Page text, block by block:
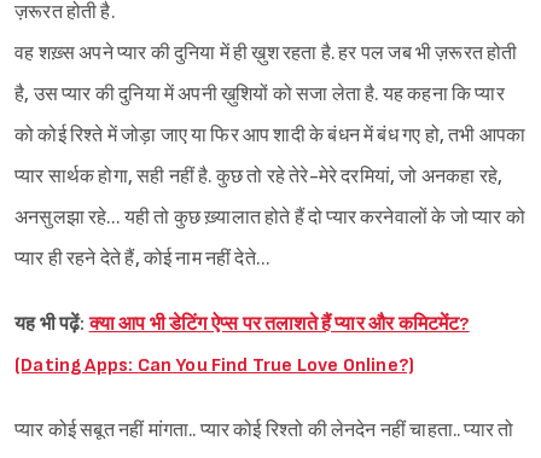
ज़रूरत होती है.
वह शख़्स अपने प्यार की दुनिया में ही ख़ुश रहता है. हर पल जब भी ज़रूरत होती
है, उस प्यार की दुनिया में अपनी ख़ुशियों को सजा लेता है. यह कहना कि प्यार
को कोई रिश्ते में जोड़ा जाए या फिर आप शादी के बंधन में बंध गए हो, तभी आपका
प्यार सार्थक होगा, सही नहीं है. कुछ तो रहे तेरे-मेरे दरमियां, जो अनकहा रहे,
अनसुलझा रहे… यही तो कुछ ख़्यालात होते हैं दो प्यार करनेवालों के जो प्यार को
प्यार ही रहने देते हैं, कोई नाम नहीं देते…
यह भी पढ़ें:क्या आप भी डेटिंग ऐप्स पर तलाशते हैं प्यार और कमिटमेंट?
(Dating Apps: Can You Find True Love Online?)
प्यार कोई सबूत नहीं मांगता.. प्यार कोई रिश्तो की लेनदेन नहीं चाहता.. प्यार तो